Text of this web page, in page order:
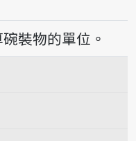
裝物的單位。